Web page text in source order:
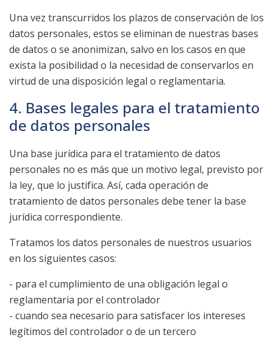
Una vez transcurridos los plazos de conservación de los
datos personales, estos se eliminan de nuestras bases
de datos o se anonimizan, salvo en los casos en que
exista la posibilidad o la necesidad de conservarlos en
virtud de una disposición legal o reglamentaria.
4. Bases legales para el tratamiento
de datos personales
Una base jurídica para el tratamiento de datos
personales no es más que un motivo legal, previsto por
la ley, que lo justifica. Así, cada operación de
tratamiento de datos personales debe tener la base
jurídica correspondiente.
Tratamos los datos personales de nuestros usuarios
en los siguientes casos:
- para el cumplimiento de una obligación legal o
reglamentaria por el controlador
- cuando sea necesario para satisfacer los intereses
legítimos del controlador o de un tercero